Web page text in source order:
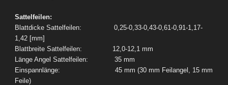
Sattelfeilen:
Blattdicke Sattelfeilen: 0,25-0,33-0,43-0,61-0,91-1,17-
1,42 [mm]
Blattbreite Sattelfeilen: 12,0-12,1 mm
Länge Angel Sattelfeilen: 35 mm
Einspannlänge: 45 mm (30 mm Feilangel, 15 mm
Feile)